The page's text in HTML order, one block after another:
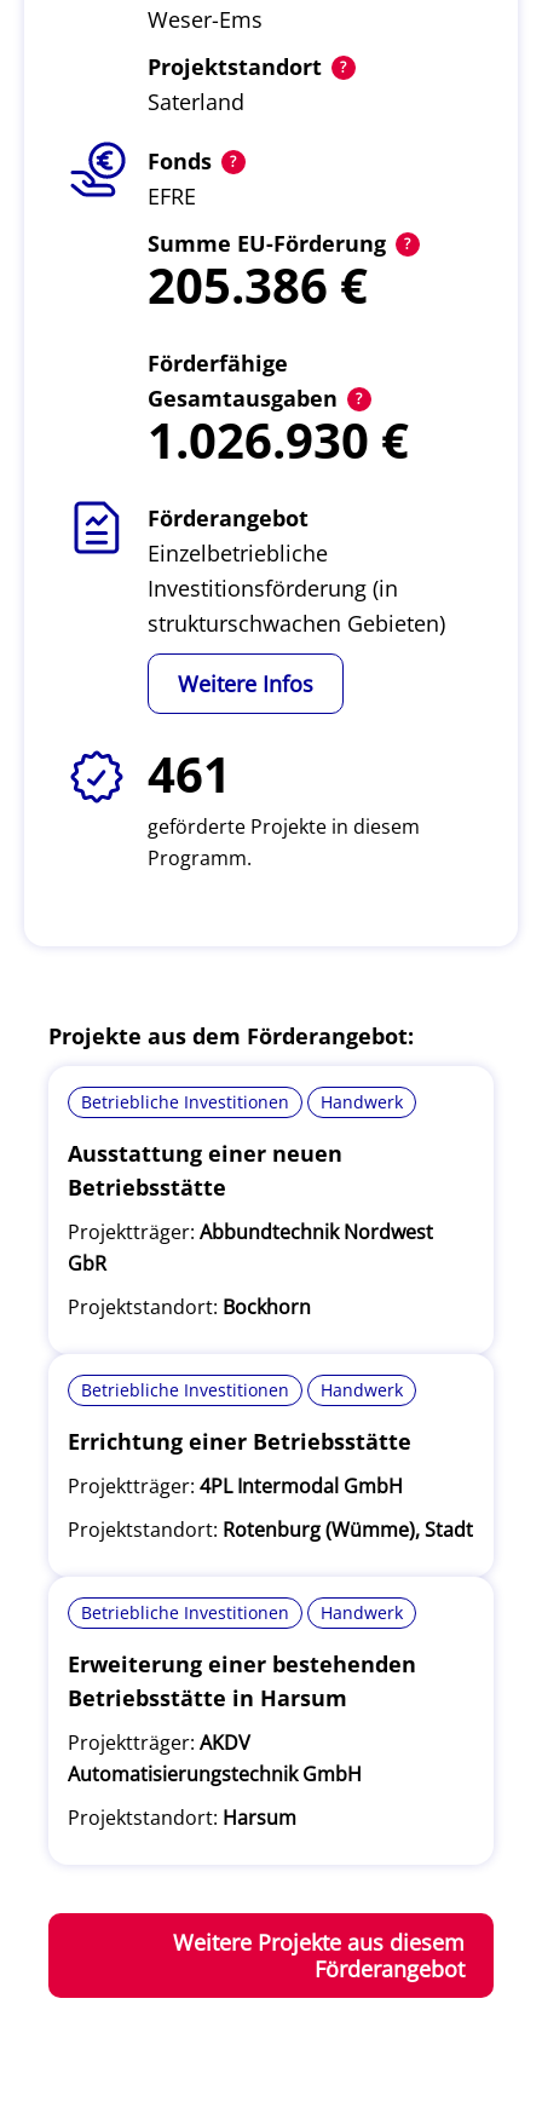
Weser-Ems
Projektstandort
Saterland
Fonds
EFRE
Summe EU-Förderung
205.386
Förderfähige
Gesamtausgaben
1.026.930
Förderangebot
Einzelbetriebliche
Investitionsförderung (in
strukturschwachen Gebieten)
Weitere Infos
461
geförderte Projekte in diesem
Programm.
Projekte aus dem Förderangebot:
Betriebliche Investitionen Handwerk
Ausstattung einer neuen
Betriebsstätte
Projektträger: Abbundtechnik Nordwest
GbR
Projektstandort: Bockhorn
Betriebliche Investitionen Handwerk
Errichtung einer Betriebsstätte
Projektträger: 4PL Intermodal GmbH
Projektstandort: Rotenburg (Wümme), Stadt
Betriebliche Investitionen Handwerk
Erweiterung einer bestehenden
Betriebsstätte in Harsum
Projektträger: AKDV
Automatisierungstechnik GmbH
Projektstandort: Harsum
Weitere Projekte aus diesem
Förderangebot